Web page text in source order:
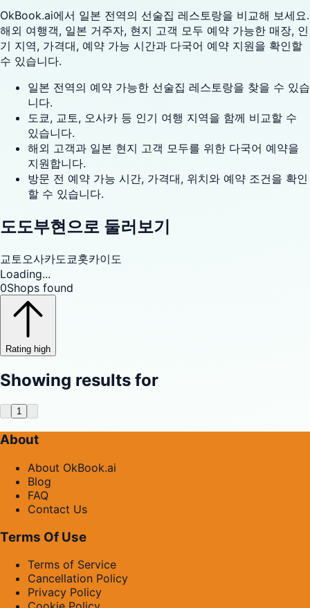
OkBook.ai에서 일본 전역의 선술집 레스토랑을 비교해 보세요.
해외 여행객, 일본 거주자, 현지 고객 모두 예약 가능한 매장, 인
기 지역, 가격대, 예약 가능 시간과 다국어 예약 지원을 확인할
수 있습니다.
일본 전역의 예약 가능한 선술집 레스토랑을 찾을 수 있습
니다.
도쿄, 교토, 오사카 등 인기 여행 지역을 함께 비교할 수
있습니다.
해외 고객과 일본 현지 고객 모두를 위한 다국어 예약을
지원합니다.
방문 전 예약 가능 시간, 가격대, 위치와 예약 조건을 확인
할 수 있습니다.
도도부현으로 둘러보기
교토 오사카도쿄홋카이도
Loading...
0Shops found
Rating high
Showing results for
1
About
About OkBook.ai
Blog
FAQ
Contact Us
Terms Of Use
Terms of Service
Cancellation Policy
Privacy Policy